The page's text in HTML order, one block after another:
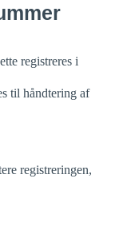
registreres i
til håndtering af
registreringen,